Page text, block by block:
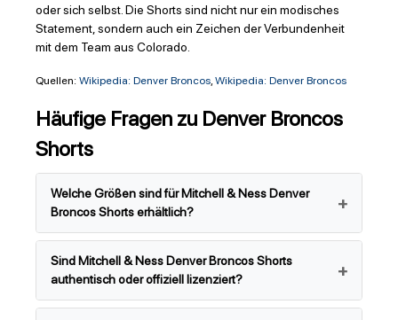
oder sich selbst. Die Shorts sind nicht nur ein modisches
Statement, sondern auch ein Zeichen der Verbundenheit
mit dem Team aus Colorado.
Quellen: Wikipedia: Denver Broncos, Wikipedia: Denver Broncos
Häufige Fragen zu Denver Broncos
Shorts
Welche Größen sind für Mitchell & Ness Denver
Broncos Shorts erhältlich?
Sind Mitchell & Ness Denver Broncos Shorts
authentisch oder offiziell lizenziert?